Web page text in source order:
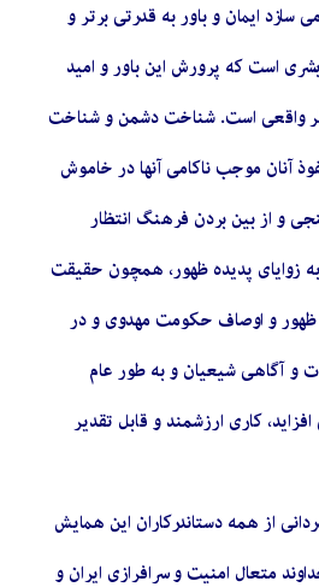
سازد ایمان و باور به قدرتی برتر و
است که پرورش این باور و امید
واقعی است. شناخت دشمن و شناخت
آنان موجب ناکامی آنها در خاموش
و از بین بردن فرهنگ انتظار
زوایای پدیده ظهور، همچون حقیقت
ظهور و اوصاف حکومت مهدوی و در
و آگاهی شیعیان و به طور عام
کاری ارزشمند و قابل تقدیر
از همه دستاندرکاران این همایش
متعال امنیت و سرافرازی ایران و